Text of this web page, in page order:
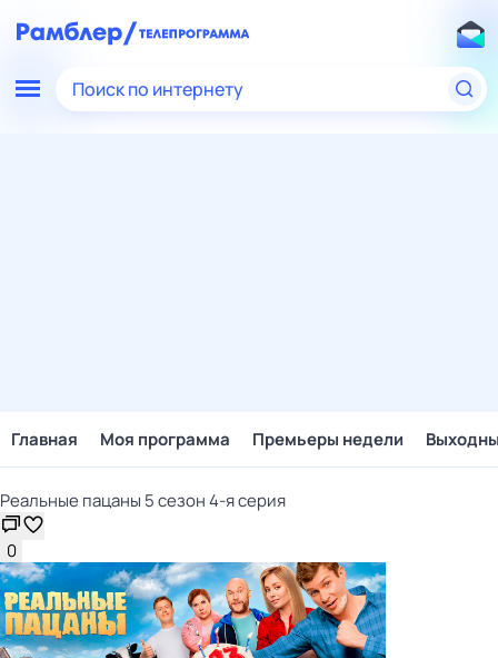
Поиск по интернету
Главная Моя программа Премьеры недели
Реальные пацаны 5 сезон 4-я серия
0